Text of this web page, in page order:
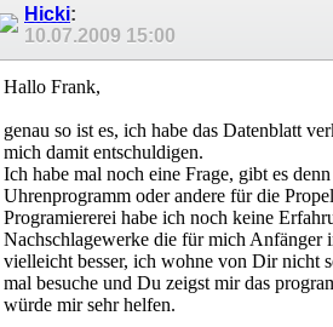
Hicki:
10.07.2009 15:00
Hallo Frank,
genau so ist es, ich habe das Datenblatt
mich damit entschuldigen.
Ich habe mal noch eine Frage, gibt es
Uhrenprogramm oder andere für die
Programiererei habe ich noch keine
Nachschlagewerke die für mich Anfänger
vielleicht besser, ich wohne von Dir nicht
mal besuche und Du zeigst mir das
würde mir sehr helfen.